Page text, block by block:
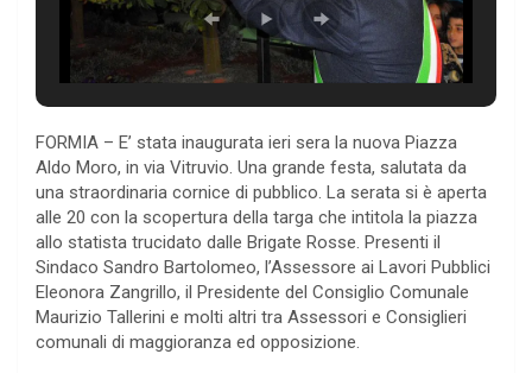
FORMIA – E’ stata inaugurata ieri sera la nuova Piazza
Aldo Moro, in via Vitruvio. Una grande festa, salutata da
una straordinaria cornice di pubblico. La serata si è aperta
alle 20 con la scopertura della targa che intitola la piazza
allo statista trucidato dalle Brigate Rosse. Presenti il
Sindaco Sandro Bartolomeo, l’Assessore ai Lavori Pubblici
Eleonora Zangrillo, il Presidente del Consiglio Comunale
Maurizio Tallerini e molti altri tra Assessori e Consiglieri
comunali di maggioranza ed opposizione.